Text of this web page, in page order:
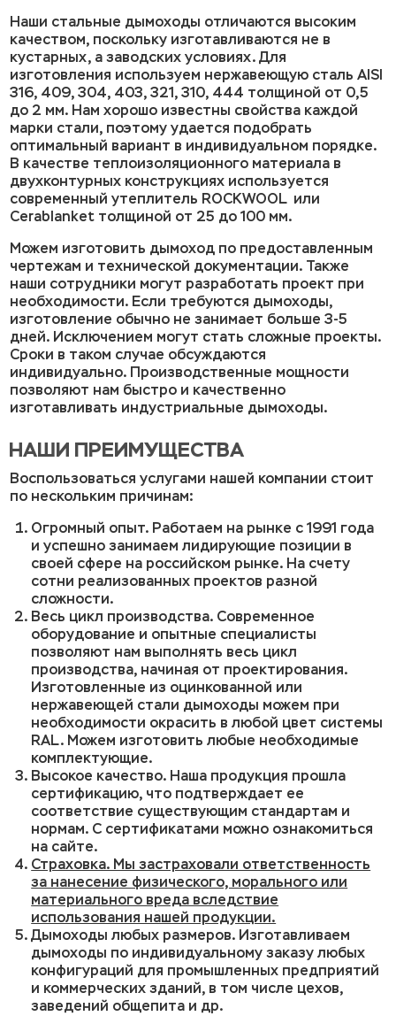
Наши стальные дымоходы отличаются высоким
качеством, поскольку изготавливаются не в
кустарных, а заводских условиях. Для
изготовления используем нержавеющую сталь AISI
316, 409, 304, 403, 321, 310, 444 толщиной от 0,5
до 2 мм. Нам хорошо известны свойства каждой
марки стали, поэтому удается подобрать
оптимальный вариант в индивидуальном порядке.
В качестве теплоизоляционного материала в
двухконтурных конструкциях используется
современный утеплитель ROCKWOOL или
Cerablanket толщиной от 25 до 100 мм.
Можем изготовить дымоход по предоставленным
чертежам и технической документации. Также
наши сотрудники могут разработать проект при
необходимости. Если требуются дымоходы,
изготовление обычно не занимает больше 3-5
дней. Исключением могут стать сложные проекты.
Сроки в таком случае обсуждаются
индивидуально. Производственные мощности
позволяют нам быстро и качественно
изготавливать индустриальные дымоходы.
НАШИ ПРЕИМУЩЕСТВА
Воспользоваться услугами нашей компании стоит
по нескольким причинам:
Огромный опыт. Работаем на рынке с 1991 года
и успешно занимаем лидирующие позиции в
своей сфере на российском рынке. На счету
сотни реализованных проектов разной
сложности.
Весь цикл производства. Современное
оборудование и опытные специалисты
позволяют нам выполнять весь цикл
производства, начиная от проектирования.
Изготовленные из оцинкованной или
нержавеющей стали дымоходы можем при
необходимости окрасить в любой цвет системы
RAL. Можем изготовить любые необходимые
комплектующие.
Высокое качество. Наша продукция прошла
сертификацию, что подтверждает ее
соответствие существующим стандартам и
нормам. С сертификатами можно ознакомиться
на сайте.
Страховка. Мы застраховали ответственность
за нанесение физического, морального или
материального вреда вследствие
использования нашей продукции.
Дымоходы любых размеров. Изготавливаем
дымоходы по индивидуальному заказу любых
конфигураций для промышленных предприятий
и коммерческих зданий, в том числе цехов,
заведений общепита и др.